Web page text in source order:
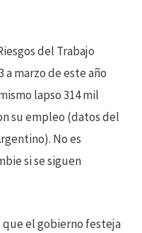
del Trabajo
a marzo de este año
lapso 314 mil
su empleo (datos del
No es
si se siguen
que el gobierno festeja